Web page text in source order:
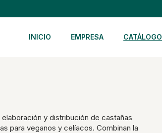
INICIO EMPRESA CATÁLOGO
y distribución de castañas
para veganos y celíacos. Combinan la